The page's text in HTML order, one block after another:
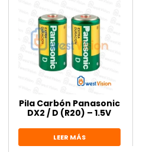
Pila Carbón Panasonic
DX2 / D (R20) – 1.5V
LEER MÁS